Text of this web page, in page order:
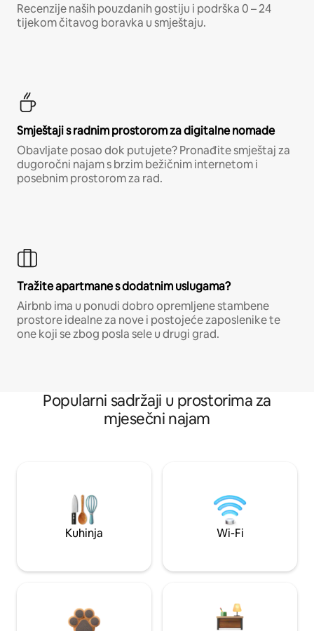
Recenzije naših pouzdanih gostiju i podrška 0 – 24
tijekom čitavog boravka u smještaju.
Smještaji s radnim prostorom za digitalne nomade
Obavljate posao dok putujete? Pronađite smještaj za
dugoročni najam s brzim bežičnim internetom i
posebnim prostorom za rad.
Tražite apartmane s dodatnim uslugama?
Airbnb ima u ponudi dobro opremljene stambene
prostore idealne za nove i postojeće zaposlenike te
one koji se zbog posla sele u drugi grad.
Popularni sadržaji u prostorima za
mjesečni najam
Kuhinja Wi-Fi